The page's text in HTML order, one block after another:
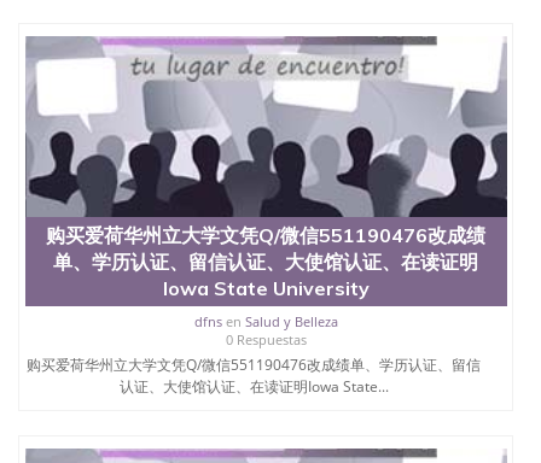
购买爱荷华州立大学文凭Q/微信551190476改成绩
单、学历认证、留信认证、大使馆认证、在读证明
Iowa State University
dfnsen Salud y Belleza
0 Respuestas
购买爱荷华州立大学文凭Q/微信551190476改成绩单、学历认证、留信
认证、大使馆认证、在读证明Iowa State...